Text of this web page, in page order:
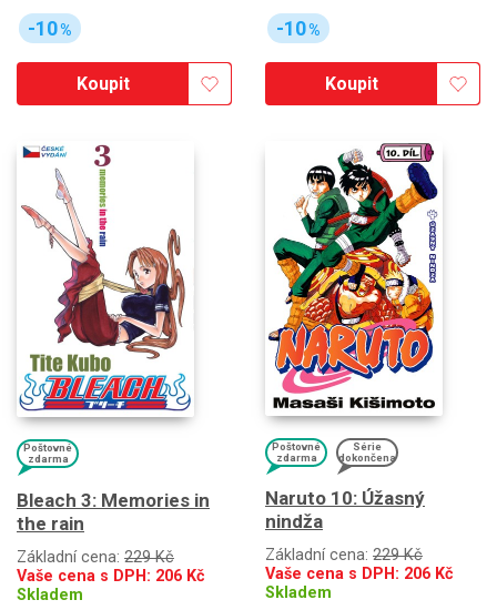
-10%
Koupit
-10%
Koupit
Poštovné
zdarma
Bleach 3: Memories in
the rain
Základní cena: 229 Kč
Vaše cena s DPH: 206 Kč
Skladem
Poštovné
zdarma
Série
dokončena
Naruto 10: Úžasný
nindža
Základní cena: 229 Kč
Vaše cena s DPH: 206 Kč
Skladem